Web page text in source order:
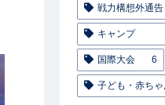
戦力構想外通告
キャンプ
国際大会 6
子ども・赤ち